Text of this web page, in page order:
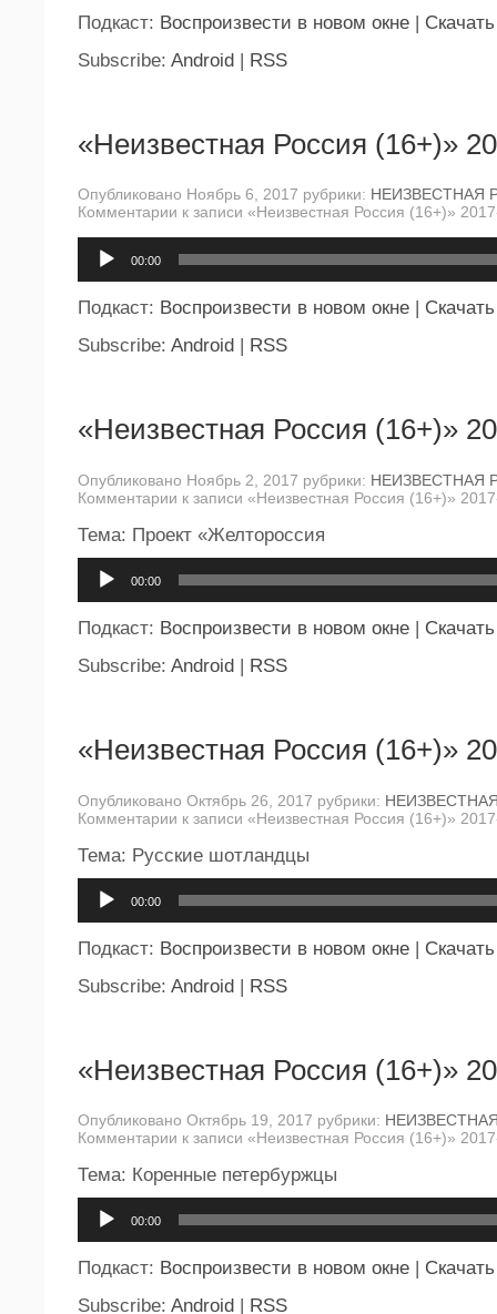
Подкаст: Воспроизвести в новом окне | Скачать
Subscribe: Android | RSS
«Неизвестная Россия (16+)»
Опубликовано Ноябрь 6, 2017 рубрики: НЕИЗВЕСТНАЯ
Комментарии к записи «Неизвестная Россия (16+)»
00:00
Подкаст: Воспроизвести в новом окне
Скачать
Subscribe: Android RSS
«Неизвестная Россия (16+)»
Опубликовано Ноябрь 2, 2017 рубрики: НЕИЗВЕСТНАЯ
Комментарии к записи «Неизвестная Россия (16+)»
Тема: Проект «Желтороссия
00:00
Подкаст: Воспроизвести в новом окне | Скачать
Subscribe: Android | RSS
«Неизвестная Россия (16+)»
Опубликовано Октябрь 26, 2017 рубрики:
Комментарии к записи «Неизвестная Россия (16+)»
Тема: Русские шотландцы
00:00
Подкаст: Воспроизвести в новом окне | Скачать
Subscribe: Android | RSS
«Неизвестная Россия (16+)»
Опубликовано Октябрь 19, 2017 рубрики:
Комментарии к записи «Неизвестная Россия (16+)»
Тема: Коренные петербуржцы
00:00
Подкаст: Воспроизвести в новом окне
Скачать
Subscribe: Android RSS